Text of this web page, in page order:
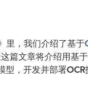
里，我们介绍了基于
篇文章将介绍用基
型，开发并部署